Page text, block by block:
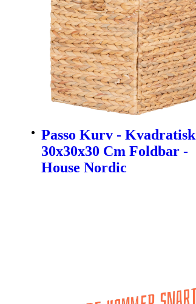
Passo Kurv - Kvadratisk
30x30x30 Cm Foldbar -
House Nordic